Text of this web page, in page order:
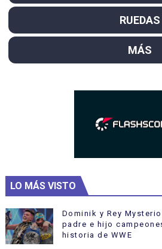
RUEDAS
MÁS
LO MÁS VISTO
Dominik y Rey
padre e hijo
historia de WWE